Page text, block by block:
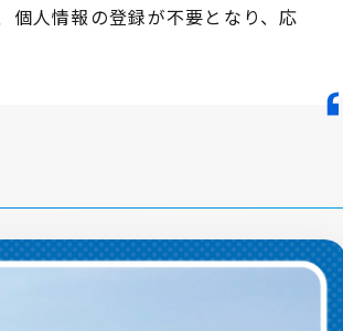
個人情報の登録が不要となり、応